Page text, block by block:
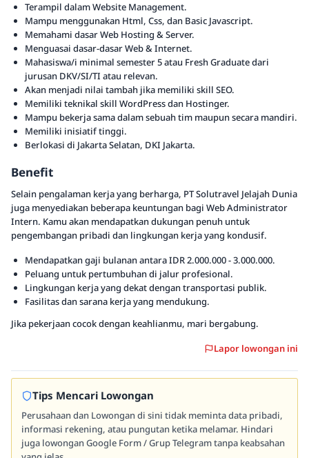
Terampil dalam Website Management.
Mampu menggunakan Html, Css, dan Basic Javascript.
Memahami dasar Web Hosting & Server.
Menguasai dasar-dasar Web & Internet.
Mahasiswa/i minimal semester 5 atau Fresh Graduate dari
jurusan DKV/SI/TI atau relevan.
Akan menjadi nilai tambah jika memiliki skill SEO.
Memiliki teknikal skill WordPress dan Hostinger.
Mampu bekerja sama dalam sebuah tim maupun secara mandiri.
Memiliki inisiatif tinggi.
Berlokasi di Jakarta Selatan, DKI Jakarta.
Benefit
Selain pengalaman kerja yang berharga, PT Solutravel Jelajah Dunia
juga menyediakan beberapa keuntungan bagi Web Administrator
Intern. Kamu akan mendapatkan dukungan penuh untuk
pengembangan pribadi dan lingkungan kerja yang kondusif.
Mendapatkan gaji bulanan antara IDR 2.000.000 - 3.000.000.
Peluang untuk pertumbuhan di jalur profesional.
Lingkungan kerja yang dekat dengan transportasi publik.
Fasilitas dan sarana kerja yang mendukung.
Jika pekerjaan cocok dengan keahlianmu, mari bergabung.
Lapor lowongan ini
Tips Mencari Lowongan
Perusahaan dan Lowongan di sini tidak meminta data pribadi,
informasi rekening, atau pungutan ketika melamar. Hindari
juga lowongan Google Form / Grup Telegram tanpa keabsahan